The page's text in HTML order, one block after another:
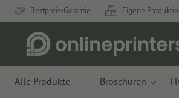
Bestpreis-Garantie Eigene
Alle Produkte Broschüren